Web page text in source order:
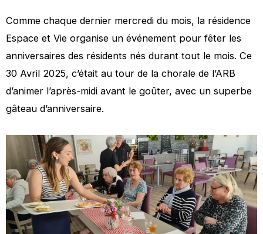
Comme chaque dernier mercredi du mois, la résidence
Espace et Vie organise un événement pour fêter les
anniversaires des résidents nés durant tout le mois. Ce
30 Avril 2025, c’était au tour de la chorale de l’ARB
d’animer l’après-midi avant le goûter, avec un superbe
gâteau d’anniversaire.